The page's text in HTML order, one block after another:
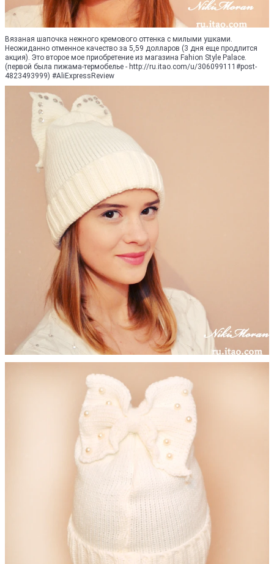
Вязаная шапочка нежного кремового оттенка с милыми ушками.
Неожиданно отменное качество за 5,59 долларов (3 дня еще продлится
акция). Это второе мое приобретение из магазина Fahion Style Palace.
(первой была пижама-термобелье - http://ru.itao.com/u/306099111#post-
4823493999) #AliExpressReview